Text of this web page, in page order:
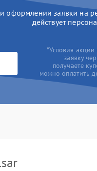
оформлении заявки на
действует
*Условия акции
заявку
получаете
можно оплатить